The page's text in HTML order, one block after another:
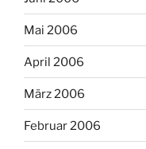
Mai 2006
April 2006
März 2006
Februar 2006